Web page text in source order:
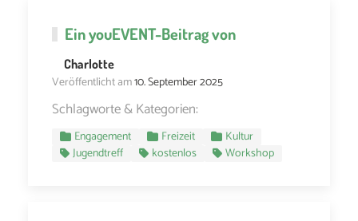
EinyouEVENT-Beitrag von
Charlotte
Veröffentlicht am10. September 2025
Schlagworte & Kategorien:
Engagement Freizeit
Kultur
Jugendtreff
kostenlos Workshop